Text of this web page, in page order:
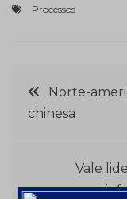
Processos
Norte-
chinesa
Vale